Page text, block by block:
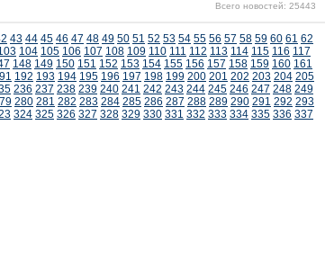
Всего новостей: 25443
43 44 45 46 47 48 49 50 51 52 53 54 55 56 57 58 59 60 61 62
104 105 106 107 108 109 110 111 112 113 114 115 116 117
148 149 150 151 152 153 154 155 156 157 158 159 160 161
192 193 194 195 196 197 198 199 200 201 202 203 204 205
236 237 238 239 240 241 242 243 244 245 246 247 248 249
280 281 282 283 284 285 286 287 288 289 290 291 292 293
324 325 326 327 328 329 330 331 332 333 334 335 336 337